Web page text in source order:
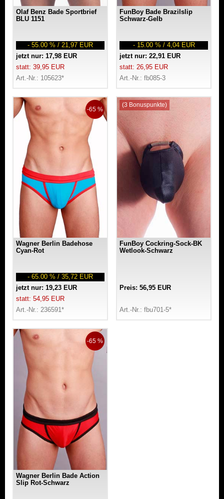
Olaf Benz Bade Sportbrief
BLU 1151
- 55.00 % / 21,97 EUR
jetzt nur: 17,98 EUR
statt: 39,95 EUR
Art.-Nr.: 105623*
FunBoy Bade Brazilslip
Schwarz-Gelb
- 15.00 % / 4,04 EUR
jetzt nur: 22,91 EUR
statt: 26,95 EUR
Art.-Nr.: fb085-3
-65 %
Wagner Berlin Badehose
Cyan-Rot
- 65.00 % / 35,72 EUR
jetzt nur: 19,23 EUR
statt: 54,95 EUR
Art.-Nr.: 236591*
(3 Bonuspunkte)
FunBoy Cockring-Sock-BK
Wetlook-Schwarz
Preis: 56,95 EUR
Art.-Nr.: fbu701-5*
-65 %
Wagner Berlin Bade Action
Slip Rot-Schwarz